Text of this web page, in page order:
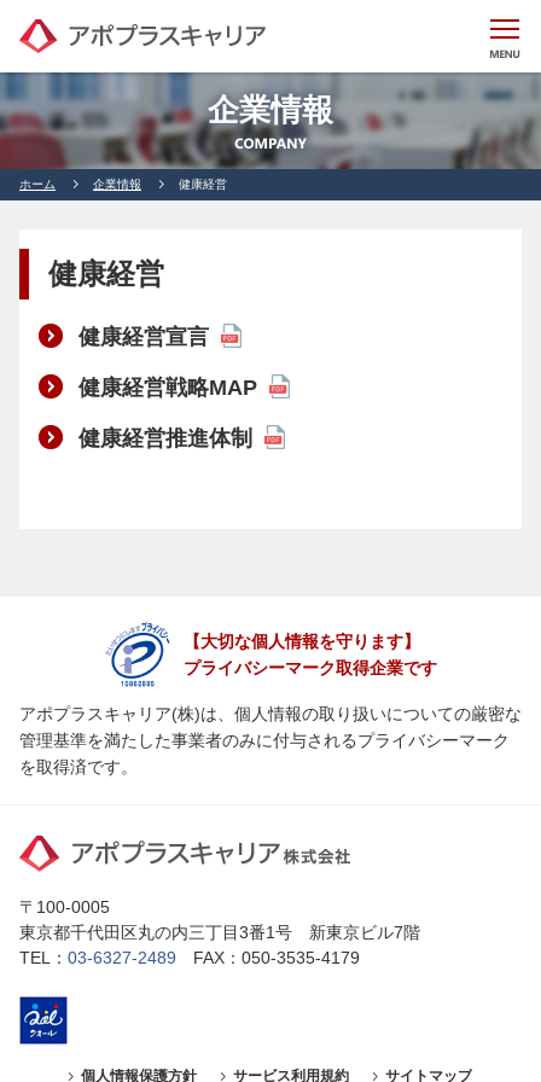
企業情報
ホーム 企業情報 健康経営
健康経営
健康経営宣言
健康経営戦略MAP
健康経営推進体制
【大切な個人情報を守ります】
プライバシーマーク取得企業です
アポプラスキャリア(株)は、個人情報の取り扱いについての厳密な
管理基準を満たした事業者のみに付与されるプライバシーマーク
を取得済です。
〒100-0005
東京都千代田区丸の内三丁目3番1号 新東京ビル7階
TEL： 03-6327-2489 FAX：050-3535-4179
個人情報保護方針 サービス利用規約 サイトマップ